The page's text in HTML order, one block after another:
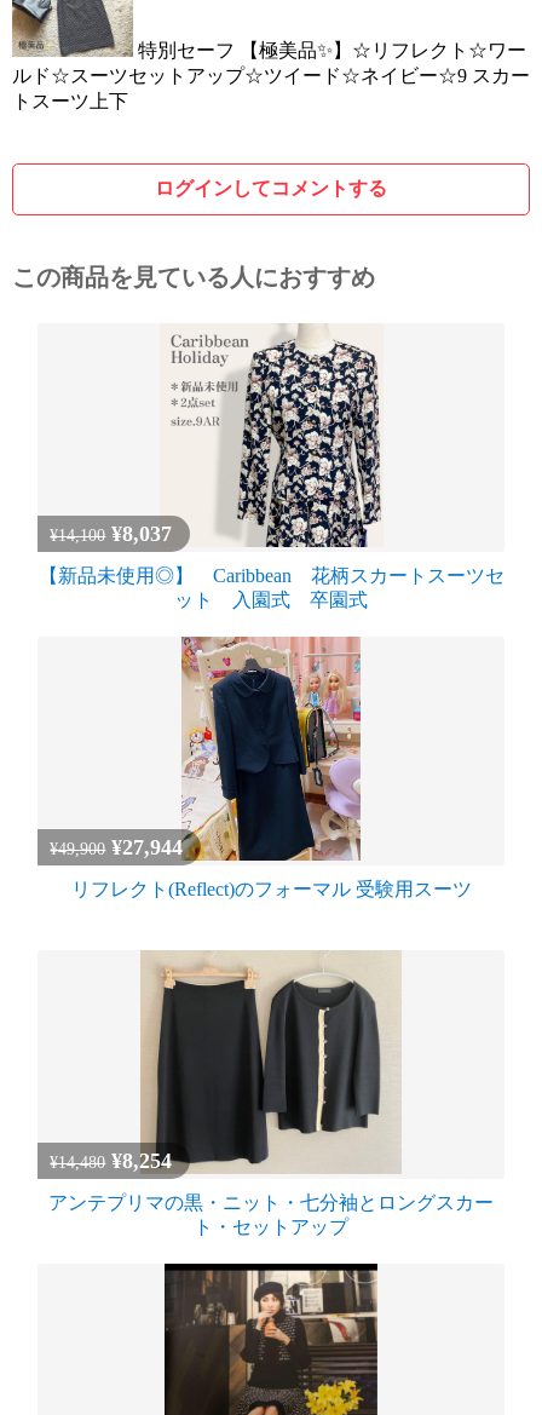
特別セーフ 【極美品✨】☆リフレクト☆ワー
ルド☆スーツセットアップ☆ツイード☆ネイビー☆9 スカー
トスーツ上下
ログインしてコメントする
この商品を見ている人におすすめ
¥14,100 ¥8,037
【新品未使用◎】 Caribbean 花柄スカートスーツセ
ット 入園式 卒園式
¥49,900 ¥27,944
リフレクト(Reflect)のフォーマル 受験用スーツ
¥14,480 ¥8,254
アンテプリマの黒・ニット・七分袖とロングスカー
ト・セットアップ